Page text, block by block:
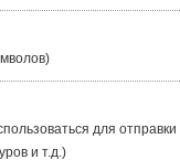
для
и т.д.)